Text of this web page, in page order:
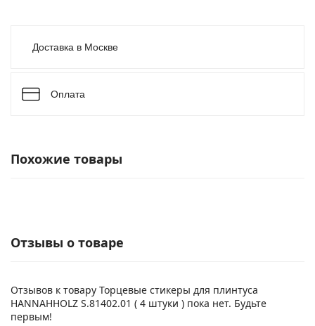
Доставка в Москве
Оплата
Похожие товары
Отзывы о товаре
Отзывов к товару Торцевые стикеры для плинтуса
HANNAHHOLZ S.81402.01 ( 4 штуки ) пока нет. Будьте
первым!